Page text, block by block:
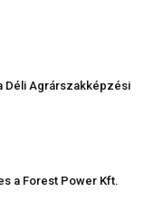
Déli Agrárszakképzési
a Forest Power Kft.